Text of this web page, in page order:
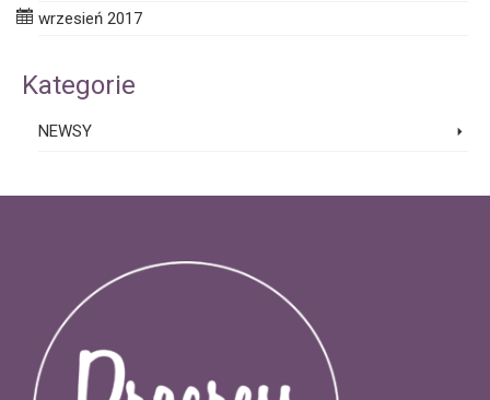
wrzesień 2017
Kategorie
NEWSY